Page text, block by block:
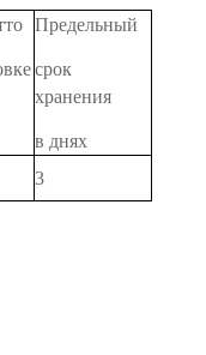
Предельный
срок
хранения
в днях
3